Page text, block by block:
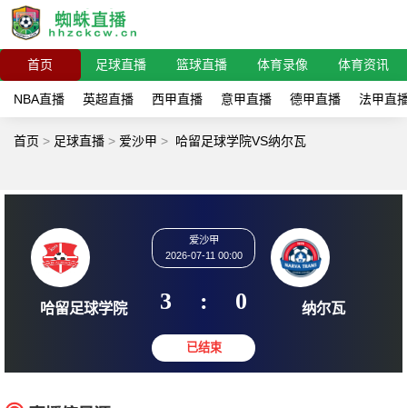
首页 足球直播 篮球直播 体育录像 体育资讯
NBA直播 英超直播 西甲直播 意甲直播 德甲直播 法甲直
首页 > 足球直播 > 爱沙甲 > 哈留足球学院VS纳尔瓦
哈留足球学院
爱沙甲
2026-07-11 00:00
3 : 0 纳